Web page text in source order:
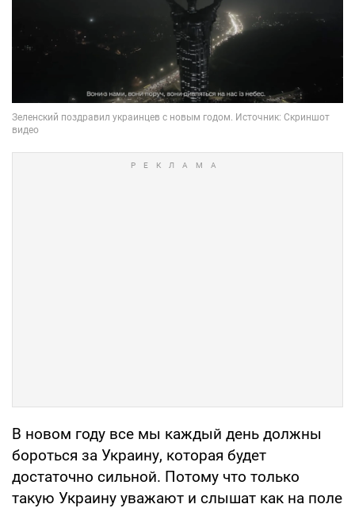
В новом году все мы каждый день должны
бороться за Украину, которая будет
достаточно сильной. Потому что только
такую Украину уважают и слышат как на поле